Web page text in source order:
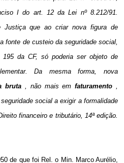
I do art. 12 da Lei nº 8.212/91.
Justiça que ao criar nova figura de
fonte de custeio da seguridade social,
da CF, só poderia ser objeto de
Da mesma forma, nova
bruta, não mais emfaturamento,
social a exigir a formalidade
financeiro e tributário, 14ª edição.
de que foi Rel. o Min. Marco Aurélio,